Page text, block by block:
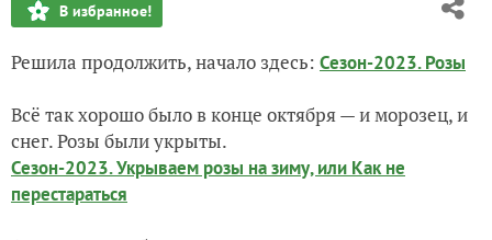
Заметка на полях: гладиолусы - в подвал
Сезон-2023. Заметка на полях: про перец
В избранное!
Решила продолжить, начало здесь: Сезон-2023. Розы
Всё так хорошо было в конце октября — и морозец, и
снег. Розы были укрыты.
Сезон-2023. Укрываем розы на зиму, или Как не
перестараться